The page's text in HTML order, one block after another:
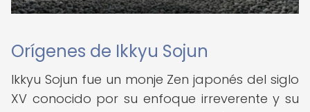
Orígenes de Ikkyu Sojun
Ikkyu Sojun fue un monje Zen japonés del siglo
XV conocido por su enfoque irreverente y su